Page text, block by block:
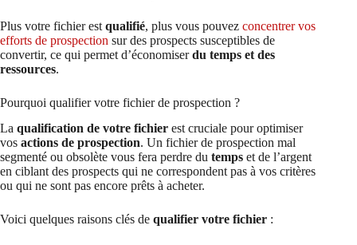
Plus votre fichier est qualifié, plus vous pouvez concentrer vos
efforts de prospection sur des prospects susceptibles de
convertir, ce qui permet d’économiserdu temps et des
ressources.
Pourquoi qualifier votre fichier de prospection ?
La qualification de votre fichier est cruciale pour optimiser
vos actions de prospection. Un fichier de prospection mal
segmenté ou obsolète vous fera perdre du temps et de l’argent
en ciblant des prospects qui ne correspondent pas à vos critères
ou qui ne sont pas encore prêts à acheter.
Voici quelques raisons clés de qualifier votre fichier :